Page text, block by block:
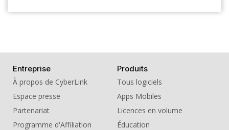
Entreprise
À propos de CyberLink
Espace presse
Partenariat
Programme d'Affiliation
Produits
Tous logiciels
Apps Mobiles
Licences en volume
Éducation